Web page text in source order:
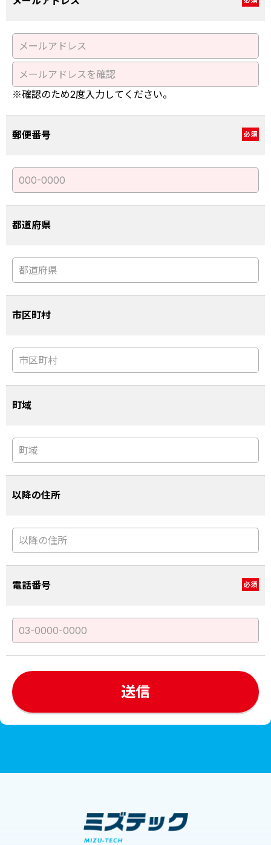
※確認のため2度入力してください。
郵便番号 必須
都道府県
市区町村
町域
以降の住所
電話番号 必須